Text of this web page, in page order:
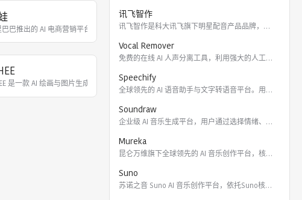
ControlNet 精准控制及自定义训练 LoRA 模型，适用于设计、营销、游戏动画等领域。
GPU 即可免费在线运行 Stable Diffusion 模型创作图片，每日可生成 100 张图。
巴巴推出的 AI 电商营销平台，为商家和达人提供 AI 商拍图生成、专属 AI 模特训练及种草
图片生成、AI 视频生成等智能创作工具。 支持文字、图片、音频、视频四模态混合输入，单次最多可引用 9 张
AI 绘画工具，用户通过文字描述即可生成 Q 版、赛博朋克等多种动漫风格图像，提供独
是一款 AI 绘画与图片生成器，提供一站式 AI 视觉创作服务。WHEE 不仅会画也会修图，
身技术帮助企业制作视频内容。 技术特点： ‌AI 虚拟形象库‌：平台提供超过 230 个库存 AI
讯飞智作
讯飞智作是科大讯飞旗下明星配音产品品牌，提供合成配音软件、真
Vocal Remover
免费的在线 AI 人声分离工具，利用强大的人工智能算法将歌曲
Speechify
全球领先的 AI 语音助手与文字转语音平台。用户可通过 Ch
Soundraw
企业级 AI 音乐生成平台，用户通过选择情绪、流派、乐器及长
Mureka
昆仑万维旗下全球领先的 AI 音乐创作平台，核心模型包括全球
Suno
苏诺之音 Suno AI 音乐创作平台，依托Suno核心模型